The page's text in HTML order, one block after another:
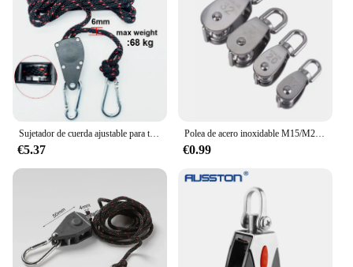
€5.37
Polea de acero inoxidable M15/M20 M25 M32 M50, juego de polea de cuerda de elevación giratoria de una sola rueda, herramientas de rueda de elevación
€0.99